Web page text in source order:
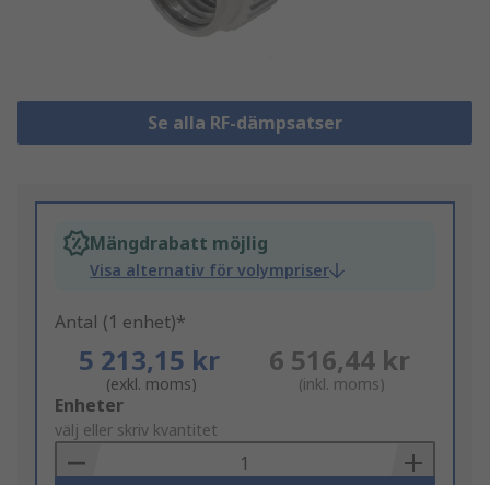
Se alla RF-dämpsatser
Mängdrabatt möjlig
Visa alternativ för volympriser
Antal (1 enhet)*
5 213,15 kr
(exkl. moms)
6 516,44 kr
(inkl. moms)
Add
to
Basket
Enheter
välj eller skriv kvantitet